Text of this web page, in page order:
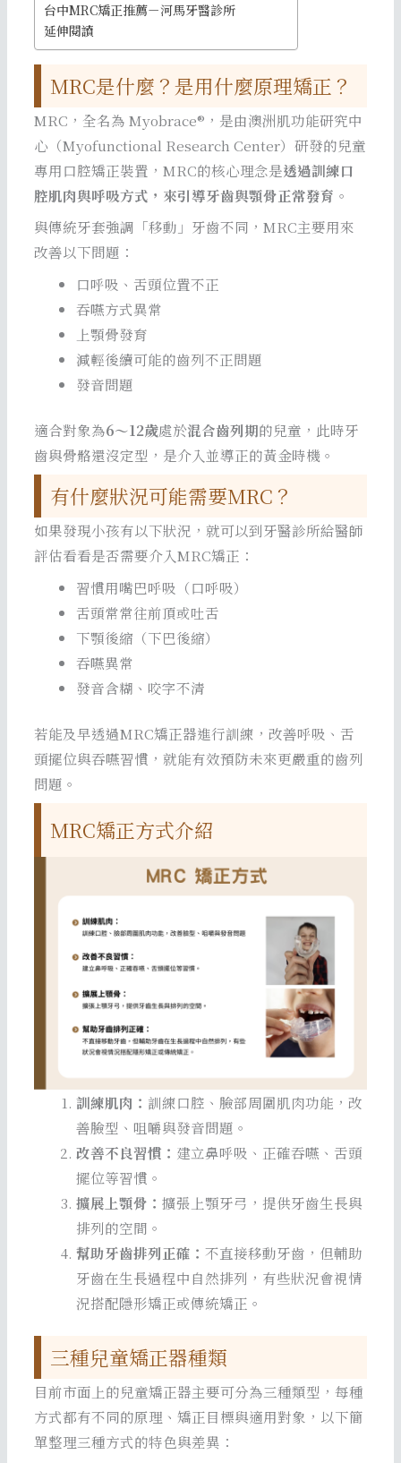
台中MRC矯正推薦－河馬牙醫診所
延伸閱讀
MRC是什麼？是用什麼原理矯正？
MRC，全名為 Myobrace®，是由澳洲肌功能研究中
心（Myofunctional Research Center）研發的兒童
專用口腔矯正裝置，MRC的核心理念是透過訓練口
腔肌肉與呼吸方式，來引導牙齒與顎骨正常發育 。
與傳統牙套強調「移動」牙齒不同，MRC主要用來
改善以下問題：
口呼吸、舌頭位置不正
吞嚥方式異常
上顎骨發育
減輕後續可能的齒列不正問題
發音問題
適合對象為6～12歲處於混合齒列期的兒童，此時牙
齒與骨骼還沒定型，是介入並導正的黃金時機。
有什麼狀況可能需要MRC？
如果發現小孩有以下狀況，就可以到牙醫診所給醫師
評估看看是否需要介入MRC矯正：
習慣用嘴巴呼吸（口呼吸）
舌頭常常往前頂或吐舌
下顎後縮（下巴後縮）
吞嚥異常
發音含糊、咬字不清
若能及早透過MRC矯正器進行訓練，改善呼吸、舌
頭擺位與吞嚥習慣，就能有效預防未來更嚴重的齒列
問題。
MRC矯正方式介紹
訓練肌肉： 訓練口腔、臉部周圍肌肉功能，改
善臉型、咀嚼與發音問題。
改善不良習慣： 建立鼻呼吸、正確吞嚥、舌頭
擺位等習慣。
擴展上顎骨： 擴張上顎牙弓，提供牙齒生長與
排列的空間。
幫助牙齒排列正確： 不直接移動牙齒，但輔助
牙齒在生長過程中自然排列，有些狀況會視情
況搭配隱形矯正或傳統矯正。
三種兒童矯正器種類
目前市面上的兒童矯正器主要可分為三種類型，每種
方式都有不同的原理、矯正目標與適用對象，以下簡
單整理三種方式的特色與差異：